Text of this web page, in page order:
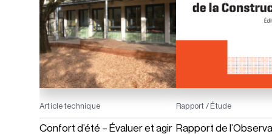
Article technique
Confort d’été – Évaluer et agir
Rapport / Étude
Rapport de